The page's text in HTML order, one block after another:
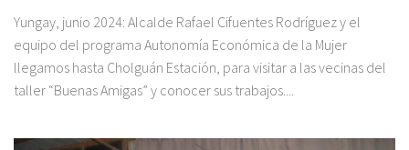
Yungay, junio 2024: Alcalde Rafael Cifuentes Rodríguez y el
equipo del programa Autonomía Económica de la Mujer
llegamos hasta Cholguán Estación, para visitar a las vecinas del
taller “Buenas Amigas” y conocer sus trabajos....